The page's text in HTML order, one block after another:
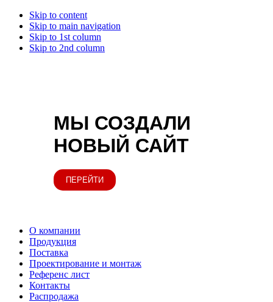
Skip to content
Skip to main navigation
Skip to 1st column
Skip to 2nd column
МЫ СОЗДАЛИ
НОВЫЙ САЙТ
ПЕРЕЙТИ
О компании
Продукция
Поставка
Проектирование и монтаж
Референс лист
Контакты
Распродажа